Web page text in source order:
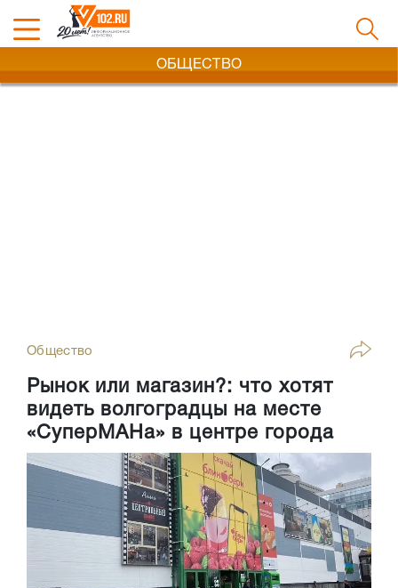
ОБЩЕСТВО
Общество
Рынок или магазин?: что хотят
видеть волгоградцы на месте
«СуперМАНа» в центре города